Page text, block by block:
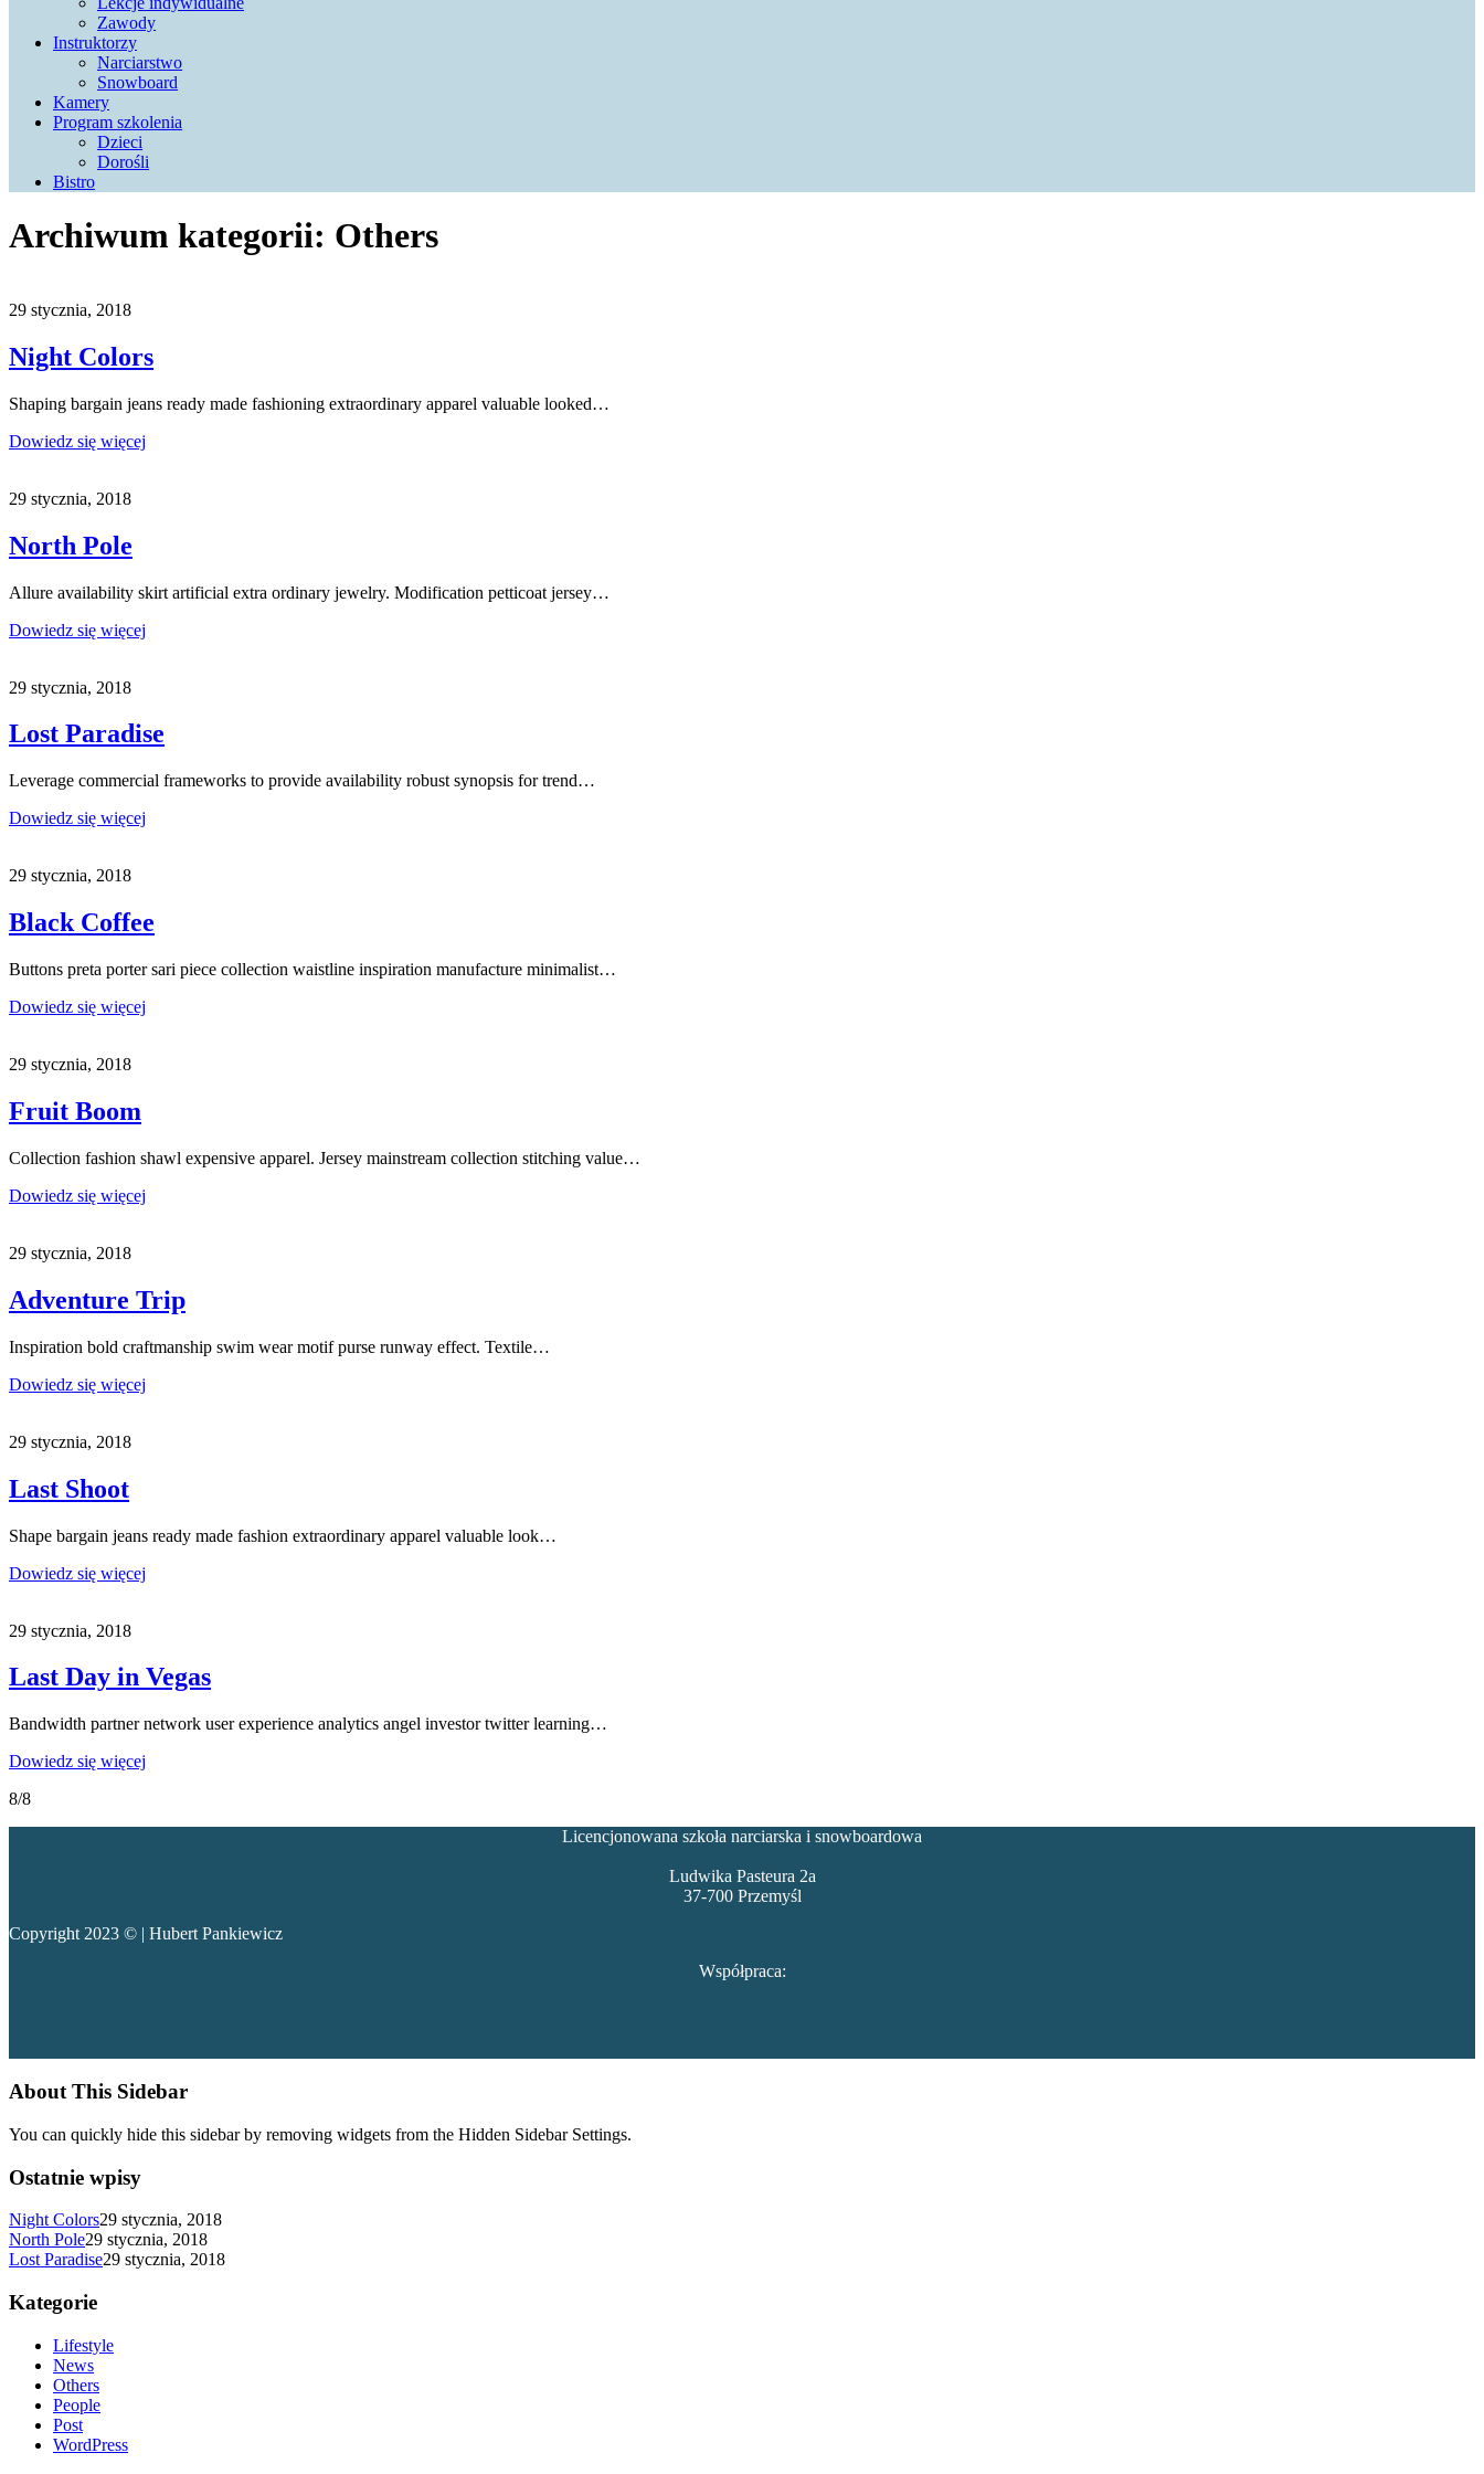
Zawody
Instruktorzy
Narciarstwo
Snowboard
Kamery
Program szkolenia
Dzieci
Dorośli
Bistro
Archiwum kategorii: Others
29 stycznia, 2018
Night Colors
Shaping bargain jeans ready made fashioning extraordinary apparel valuable looked…
Dowiedz się więcej
29 stycznia, 2018
North Pole
Allure availability skirt artificial extra ordinary jewelry. Modification petticoat jersey…
Dowiedz się więcej
29 stycznia, 2018
Lost Paradise
Leverage commercial frameworks to provide availability robust synopsis for trend…
Dowiedz się więcej
29 stycznia, 2018
Black Coffee
Buttons preta porter sari piece collection waistline inspiration manufacture minimalist…
Dowiedz się więcej
29 stycznia, 2018
Fruit Boom
Collection fashion shawl expensive apparel. Jersey mainstream collection stitching value…
Dowiedz się więcej
29 stycznia, 2018
Adventure Trip
Inspiration bold craftmanship swim wear motif purse runway effect. Textile…
Dowiedz się więcej
29 stycznia, 2018
Last Shoot
Shape bargain jeans ready made fashion extraordinary apparel valuable look…
Dowiedz się więcej
29 stycznia, 2018
Last Day in Vegas
Bandwidth partner network user experience analytics angel investor twitter learning…
Dowiedz się więcej
8/8
Licencjonowana szkoła narciarska i snowboardowa
Ludwika Pasteura 2a
37-700 Przemyśl
Copyright 2023 © | Hubert Pankiewicz
Współpraca:
About This Sidebar
You can quickly hide this sidebar by removing widgets from the Hidden Sidebar Settings.
Ostatnie wpisy
Night Colors29 stycznia, 2018
North Pole29 stycznia, 2018
Lost Paradise29 stycznia, 2018
Kategorie
Lifestyle
News
Others
People
Post
WordPress